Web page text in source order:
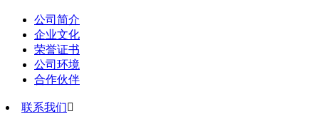
公司简介
企业文化
荣誉证书
公司环境
合作伙伴
联系我们